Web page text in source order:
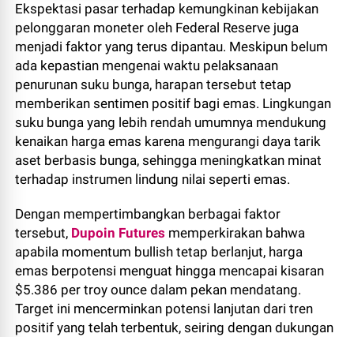
Ekspektasi pasar terhadap kemungkinan kebijakan
pelonggaran moneter oleh Federal Reserve juga
menjadi faktor yang terus dipantau. Meskipun belum
ada kepastian mengenai waktu pelaksanaan
penurunan suku bunga, harapan tersebut tetap
memberikan sentimen positif bagi emas. Lingkungan
suku bunga yang lebih rendah umumnya mendukung
kenaikan harga emas karena mengurangi daya tarik
aset berbasis bunga, sehingga meningkatkan minat
terhadap instrumen lindung nilai seperti emas.
Dengan mempertimbangkan berbagai faktor
tersebut, Dupoin Futures memperkirakan bahwa
apabila momentum bullish tetap berlanjut, harga
emas berpotensi menguat hingga mencapai kisaran
$5.386 per troy ounce dalam pekan mendatang.
Target ini mencerminkan potensi lanjutan dari tren
positif yang telah terbentuk, seiring dengan dukungan